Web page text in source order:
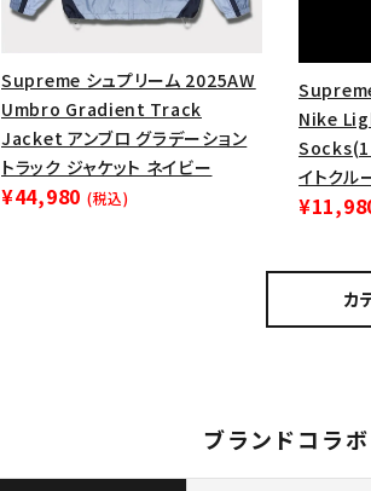
Supreme シュプリーム 2025AW
Umbro Gradient Track
Jacket アンブロ グラデーション
トラック ジャケット ネイビー
¥44,980 (税込)
Nike
Socks(1
イトクル
カ
ブランドコラ